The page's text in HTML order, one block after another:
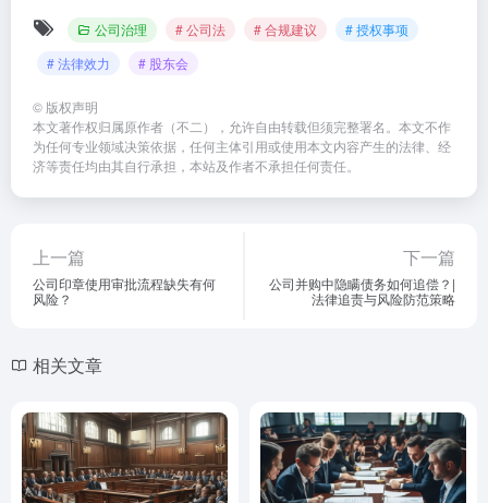
公司治理 # 公司法 # 合规建议
# 授权事项
# 法律效力
# 股东会
© 版权声明
本文著作权归属原作者（不二），允许自由转载但须完整署名。本文不作
为任何专业领域决策依据，任何主体引用或使用本文内容产生的法律、经
济等责任均由其自行承担，本站及作者不承担任何责任。
上一篇
公司印章使用审批流程缺失有何
风险？
下一篇
公司并购中隐瞒债务如何追偿？|
法律追责与风险防范策略
相关文章